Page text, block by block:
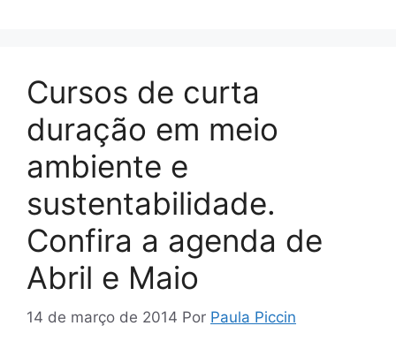
Cursos de curta
duração em meio
ambiente e
sustentabilidade.
Confira a agenda de
Abril e Maio
14 de março de 2014 Por Paula Piccin